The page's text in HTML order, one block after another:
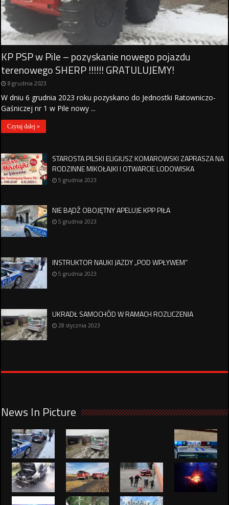
KP PSP w Pile – pozyskanie nowego pojazdu
terenowego SHERP !!!!!! GRATULUJEMY!
8 grudnia 2023
W dniu 6 grudnia 2023 roku pozyskano do Jednostki Ratowniczo-
Gaśniczej nr 1 w Pile nowy ...
Czytaj dalej »
STAROSTA PILSKI ELIGIUSZ KOMAROWSKI ZAPRASZA NA
RODZINNE MIKOŁAJKI I OTWARCIE LODOWISKA
5 grudnia 2023
NIE BĄDŹ OBOJĘTNY APELUJE KPP PIŁA
5 grudnia 2023
INSTRUKTOR NAUKI JAZDY „POD WPŁYWEM”
5 grudnia 2023
UKRADŁ SAMOCHÓD W RAMACH ROZLICZENIA
28 stycznia 2023
News In Picture